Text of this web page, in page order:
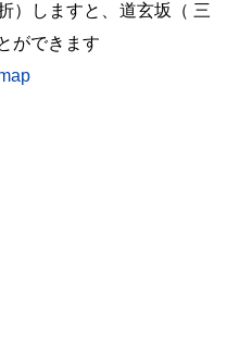
）しますと、道玄坂（ 三
ができます